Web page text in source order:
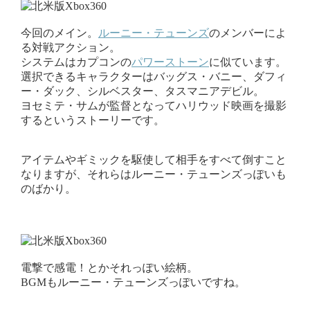
今回のメイン。 ルーニー・テューンズのメンバーによ
る対戦アクション。
システムはカプコンのパワーストーンに似ています。
選択できるキャラクターはバッグス・バニー、ダフィ
ー・ダック、シルベスター、タスマニアデビル。
ヨセミテ・サムが監督となってハリウッド映画を撮影
するというストーリーです。
アイテムやギミックを駆使して相手をすべて倒すこと
なりますが、それらはルーニー・テューンズっぽいも
のばかり。
電撃で感電！とかそれっぽい絵柄。
BGMもルーニー・テューンズっぽいですね。